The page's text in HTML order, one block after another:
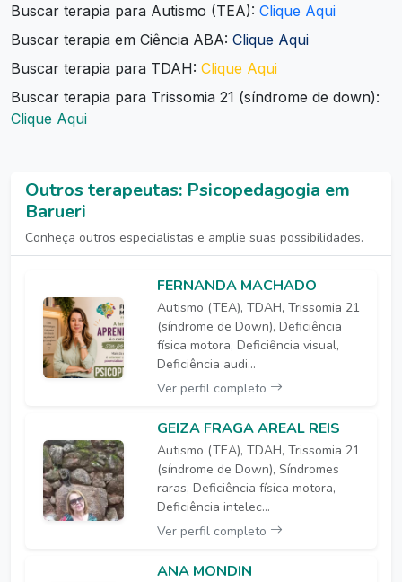
Buscar terapia para Autismo (TEA): Clique Aqui
Buscar terapia em Ciência ABA: Clique Aqui
Buscar terapia para TDAH: Clique Aqui
Buscar terapia para Trissomia 21 (síndrome de down):
Clique Aqui
Outros terapeutas: Psicopedagogia em
Barueri
Conheça outros especialistas e amplie suas possibilidades.
FERNANDA MACHADO
Autismo (TEA), TDAH, Trissomia 21
(síndrome de Down), Deficiência
física motora, Deficiência visual,
Deficiência audi...
Ver perfil completo
GEIZA FRAGA AREAL REIS
Autismo (TEA), TDAH, Trissomia 21
(síndrome de Down), Síndromes
raras, Deficiência física motora,
Deficiência intelec...
Ver perfil completo
ANA MONDIN